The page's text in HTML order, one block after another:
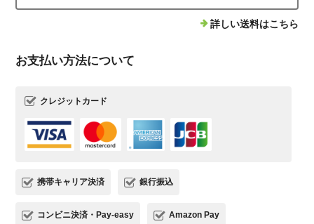
詳しい送料はこちら
お支払い方法について
クレジットカード
携帯キャリア決済 銀行振込
コンビニ決済・Pay-easy Amazon Pay